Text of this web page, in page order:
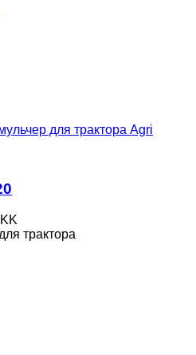
для трактора Agri
трактора